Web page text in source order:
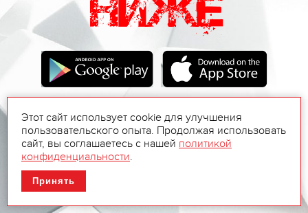
Этот сайт использует cookie для улучшения
пользовательского опыта. Продолжая использовать
сайт, вы соглашаетесь с нашей политикой
конфиденциальности.
Принять